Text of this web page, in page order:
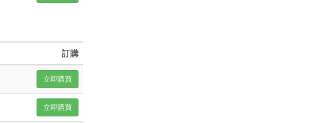
訂購
立即購買
立即購買